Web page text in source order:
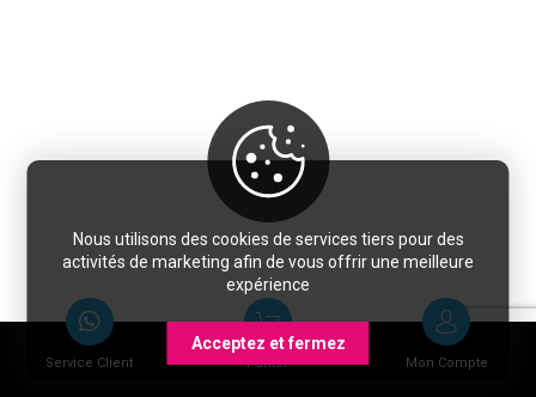
Service Client Panier Mon Compte
Nous utilisons des cookies de services tiers pour des
activités de marketing afin de vous offrir une meilleure
expérience
Acceptez et fermez